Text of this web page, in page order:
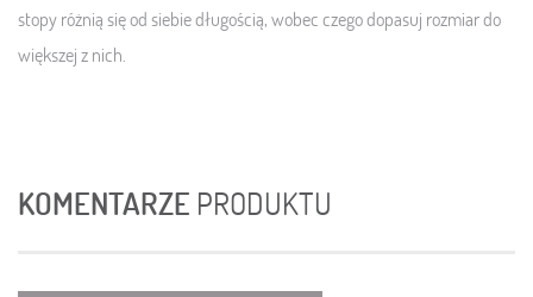
stopy różnią się od siebie długością, wobec czego dopasuj rozmiar do
większej z nich.
KOMENTARZE PRODUKTU